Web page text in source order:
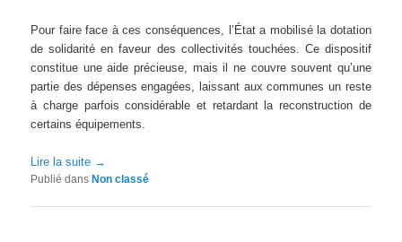
Pour faire face à ces conséquences, l’État a mobilisé la dotation
de solidarité en faveur des collectivités touchées. Ce dispositif
constitue une aide précieuse, mais il ne couvre souvent qu’une
partie des dépenses engagées, laissant aux communes un reste
à charge parfois considérable et retardant la reconstruction de
certains équipements.
Lire la suite →
Publié dans Non classé